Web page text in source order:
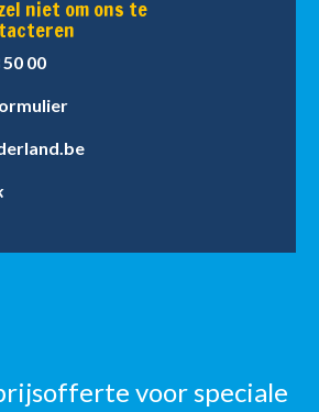
niet om ons te
00
voor speciale